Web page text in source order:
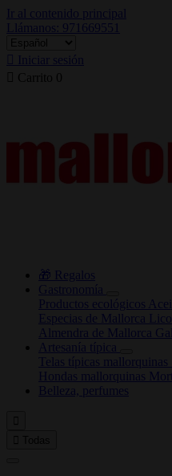
Ir al contenido principal
Llámanos: 971669551
Iniciar sesión
Carrito 0
🎁 Regalos
Gastronomía
Productos ecológicos
Especias de Mallorca
Almendra de Mallorca
Artesanía típica
Telas típicas mallorquinas
Hondas mallorquinas
Belleza, perfumes